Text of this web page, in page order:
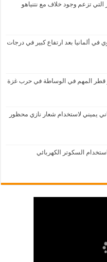
التي تزعم وجود خلاف مع نتنياهو
ألمانيا بعد ارتفاع كبير في درجات
قطر المهم في الوساطة في حرب غزة
يميني لاستخدام شعار نازي محظور
السكوتر الكهربائي